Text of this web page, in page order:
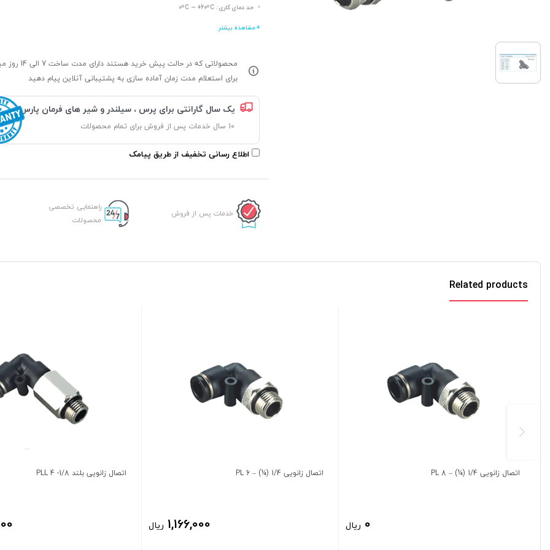
حد دمای کاری : 0ºC ∼ +60ºC
+ مشاهده بیشتر
محصولاتی که در حالت پیش خرید
برای استعلام مدت زمان آماده سازی به پشتیبانی آنلاین پیام دهید
یک سال گارانتی برای پرس ، سیلندر و شیر های فرمان پارس
10 سال خدمات پس از فروش برای تمام محصولات
اطلاع رسانی تخفیف از طریق پیامک
خدمات پس از فروش
راهنمایی تخصصی
محصولات
Related products
اتصال زانویی 1/4 (¼) – 8 PL
0 ریال
اتصال زانویی 1/4 (¼) – 6 PL
1,166,000 ریال
اتصال زانویی بلند 1/8- 4 PLL